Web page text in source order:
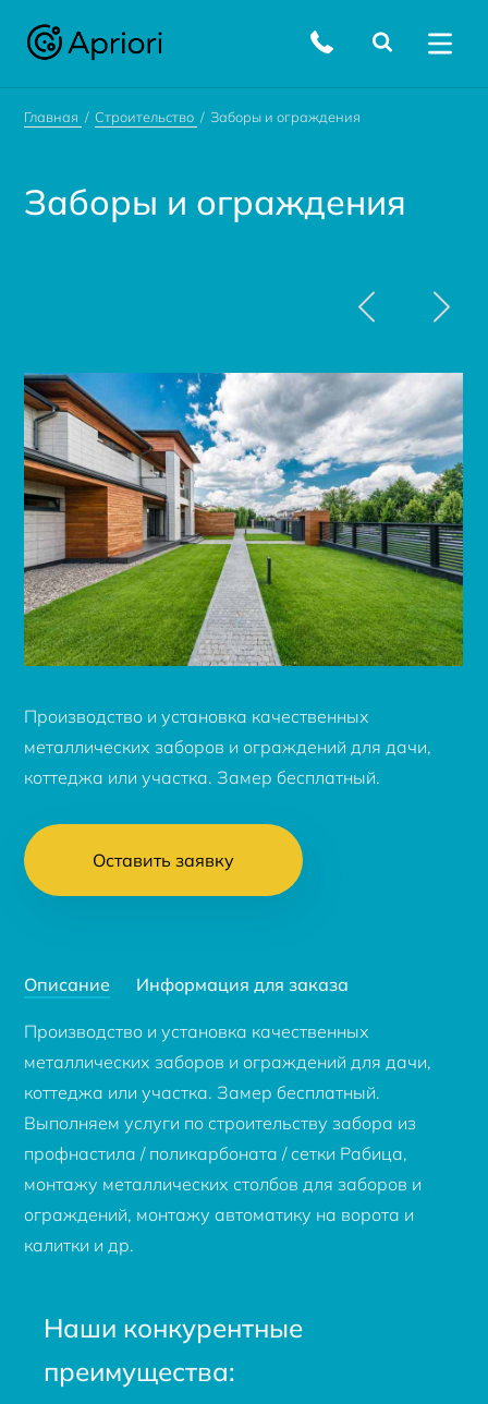
Главная Строительство Заборы и ограждения
Заборы и ограждения
Производство и установка качественных
металлических заборов и ограждений для дачи,
коттеджа или участка. Замер бесплатный.
Оставить заявку
Описание Информация для заказа
Производство и установка качественных
металлических заборов и ограждений для дачи,
коттеджа или участка. Замер бесплатный.
Выполняем услуги по строительству забора из
профнастила / поликарбоната / сетки Рабица,
монтажу металлических столбов для заборов и
ограждений, монтажу автоматику на ворота и
калитки и др.
Наши конкурентные
преимущества: